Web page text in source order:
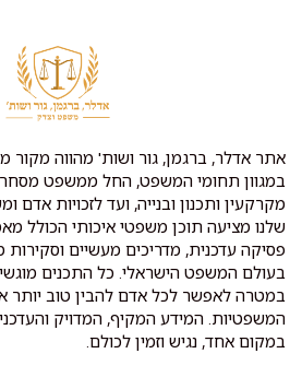
אתר אדלר, ברגמן, גור ושות' מהווה מקור
במגוון תחומי המשפט, החל ממשפט מסחרי
מקרקעין ותכנון ובנייה, ועד לזכויות אדם
שלנו מציעה תוכן משפטי איכותי הכולל
פסיקה עדכנית, מדריכים מעשיים
בעולם המשפט הישראלי. כל התכנים
במטרה לאפשר לכל אדם להבין טוב יותר את
המשפטיות. המידע המקיף, המדויק
במקום אחד, נגיש וזמין לכולם.